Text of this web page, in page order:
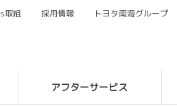
アフターサービス
s取組 採用情報 トヨタ南海グループ